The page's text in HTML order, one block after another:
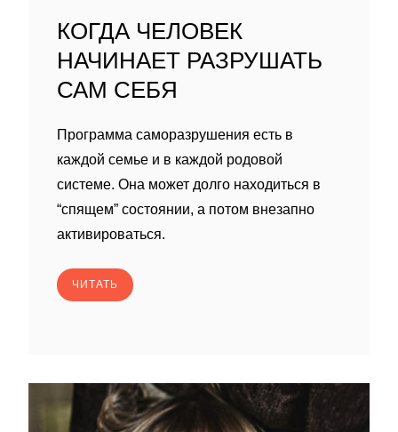
КОГДА ЧЕЛОВЕК
НАЧИНАЕТ РАЗРУШАТЬ
САМ СЕБЯ
Программа саморазрушения есть в
каждой семье и в каждой родовой
системе. Она может долго находиться в
“спящем” состоянии, а потом внезапно
активироваться.
ЧИТАТЬ